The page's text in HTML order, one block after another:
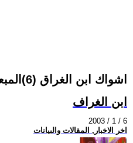
اشواك ابن الغراق (6)المبعدون عن -كعكة- لندن
ابن الغراف
2003 / 1 / 6
اخر الاخبار, المقالات والبيانات